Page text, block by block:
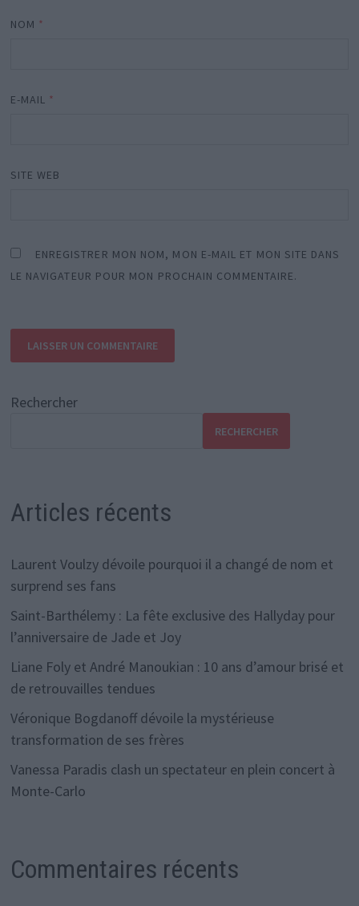
NOM *
E-MAIL *
SITE WEB
ENREGISTRER MON NOM, MON E-MAIL ET MON SITE DANS
LE NAVIGATEUR POUR MON PROCHAIN COMMENTAIRE.
Rechercher
RECHERCHER
Articles récents
Laurent Voulzy dévoile pourquoi il a changé de nom et
surprend ses fans
Saint-Barthélemy : La fête exclusive des Hallyday pour
l’anniversaire de Jade et Joy
Liane Foly et André Manoukian : 10 ans d’amour brisé et
de retrouvailles tendues
Véronique Bogdanoff dévoile la mystérieuse
transformation de ses frères
Vanessa Paradis clash un spectateur en plein concert à
Monte-Carlo
Commentaires récents